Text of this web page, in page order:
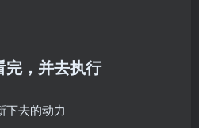
完，并去执行
下去的动力